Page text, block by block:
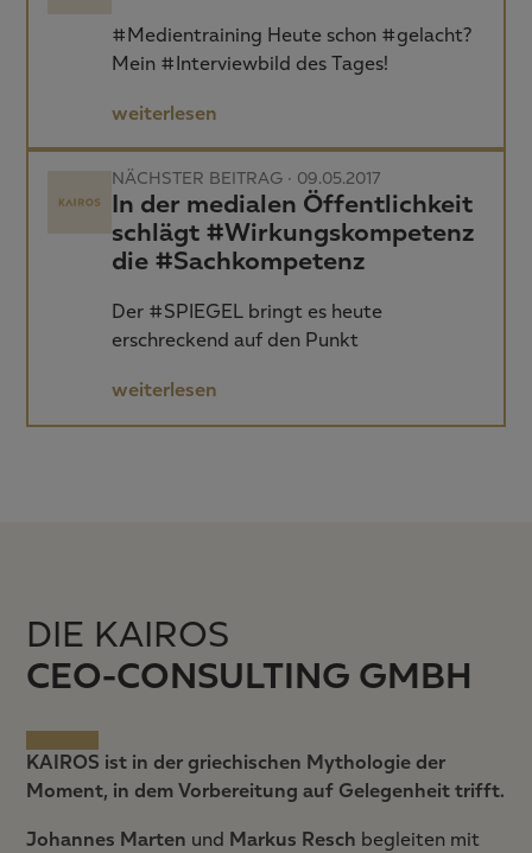
#Medientraining Heute schon #gelacht?
Mein #Interviewbild des Tages!
weiterlesen
NÄCHSTER BEITRAG · 09.05.2017
In der medialen Öffentlichkeit
schlägt #Wirkungskompetenz
die #Sachkompetenz
Der #SPIEGEL bringt es heute
erschreckend auf den Punkt
weiterlesen
DIE KAIROS
CEO-CONSULTING GMBH
KAIROS ist in der griechischen Mythologie der
Moment, in dem Vorbereitung auf Gelegenheit trifft.
Johannes Marten und Markus Resch begleiten mit